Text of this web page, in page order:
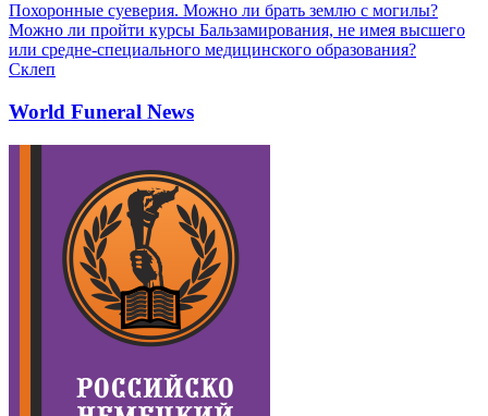
Похоронные суеверия. Можно ли брать землю с могилы?
Можно ли пройти курсы Бальзамирования, не имея высшего
или средне-специального медицинского образования?
Склеп
World Funeral News